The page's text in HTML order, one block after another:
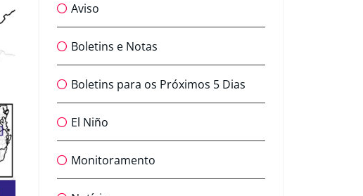
Aviso
Boletins e Notas
Boletins para os Próximos 5 Dias
El Niño
Monitoramento